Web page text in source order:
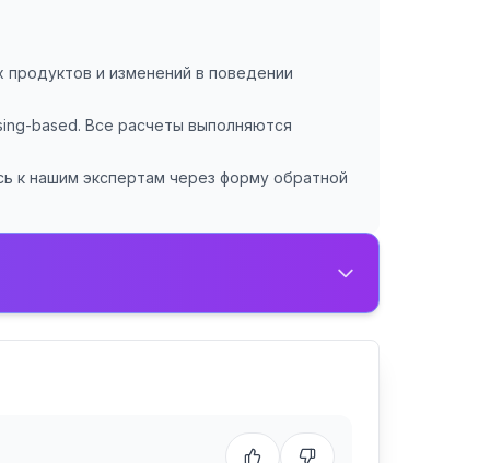
и изменений в поведении
based. Все расчеты выполняются
к нашим экспертам через форму обратной